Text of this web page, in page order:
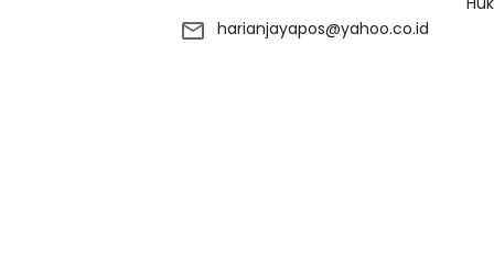
harianjayapos@yahoo.co.id